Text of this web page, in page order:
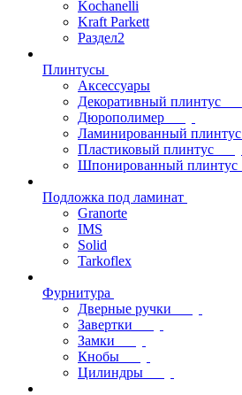
Kochanelli
Kraft Parkett
Раздел2
Плинтусы
Аксессуары
Декоративный плинтус
Дюрополимер
Ламинированный плинтус
Пластиковый плинтус
Шпонированный плинтус
Подложка под ламинат
Granorte
IMS
Solid
Tarkoflex
Фурнитура
Дверные ручки
Завертки
Замки
Кнобы
Цилиндры